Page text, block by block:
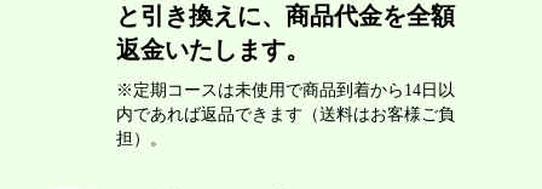
と引き換えに、商品代金を全額
返金いたします。
※定期コースは未使用で商品到着から14日以
内であれば返品できます（送料はお客様ご負
担）。